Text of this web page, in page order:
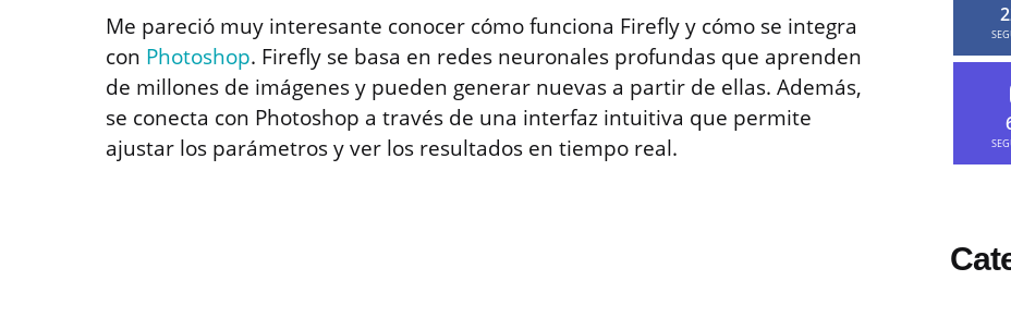
Me pareció muy interesante conocer cómo funciona Firefly y cómo se integra
con Photoshop. Firefly se basa en redes neuronales profundas que aprenden
de millones de imágenes y pueden generar nuevas a partir de ellas. Además,
se conecta con Photoshop a través de una interfaz intuitiva que permite
ajustar los parámetros y ver los resultados en tiempo real.